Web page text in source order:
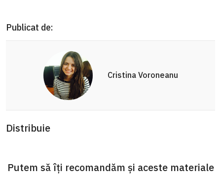
Publicat de:
Cristina Voroneanu
Distribuie
Putem să îți recomandăm și aceste materiale